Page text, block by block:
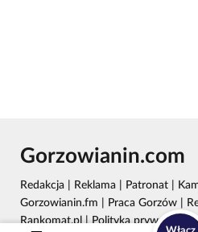
Włącz
Gorzowianin.com
Redakcja Reklama Patronat
Gorzowianin.fm
Praca Gorzów
Rankomat.pl|Polityka prywatności